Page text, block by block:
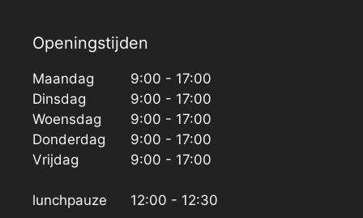
Openingstijden
Maandag
Dinsdag
Woensdag
Donderdag
Vrijdag
lunchpauze
9:00 - 17:00
9:00 - 17:00
9:00 - 17:00
9:00 - 17:00
9:00 - 17:00
12:00 - 12:30